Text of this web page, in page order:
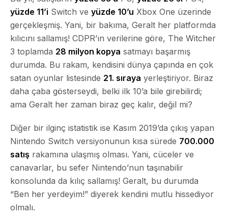
yüzde 11’i Switch ve yüzde 10’u Xbox One üzerinde
gerçekleşmiş. Yani, bir bakıma, Geralt her platformda
kılıcını sallamış! CDPR’ın verilerine göre, The Witcher
3 toplamda 28 milyon kopya satmayı başarmış
durumda. Bu rakam, kendisini dünya çapında en çok
satan oyunlar listesinde 21. sıraya yerleştiriyor. Biraz
daha çaba gösterseydi, belki ilk 10’a bile girebilirdi;
ama Geralt her zaman biraz geç kalır, değil mi?
Diğer bir ilginç istatistik ise Kasım 2019’da çıkış yapan
Nintendo Switch versiyonunun kısa sürede 700.000
satış rakamına ulaşmış olması. Yani, cüceler ve
canavarlar, bu sefer Nintendo’nun taşınabilir
konsolunda da kılıç sallamış! Geralt, bu durumda
“Ben her yerdeyim!” diyerek kendini mutlu hissediyor
olmalı.